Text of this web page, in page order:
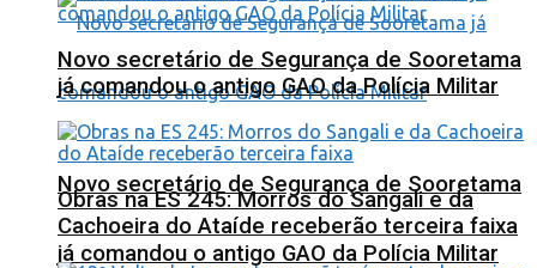
Novo secretário de Segurança de Sooretama
já comandou o antigo GAO da Polícia Militar
Novo secretário de Segurança de Sooretama
já comandou o antigo GAO da Polícia Militar
Obras na ES 245: Morros do Sangali e da
Cachoeira do Ataíde receberão terceira faixa